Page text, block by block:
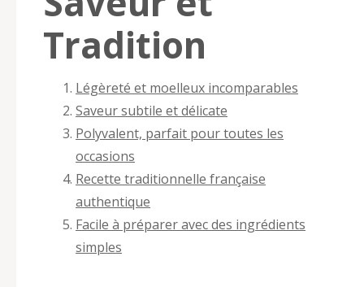
Tradition
Légèreté et moelleux incomparables
Saveur subtile et délicate
Polyvalent, parfait pour toutes les
occasions
Recette traditionnelle française
authentique
Facile à préparer avec des ingrédients
simples